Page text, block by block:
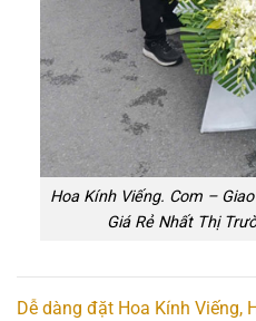
Hoa Kính Viếng. Com –
Giá Rẻ Nhất Thị
Dễ dàng đặt Hoa Kính Viếng,